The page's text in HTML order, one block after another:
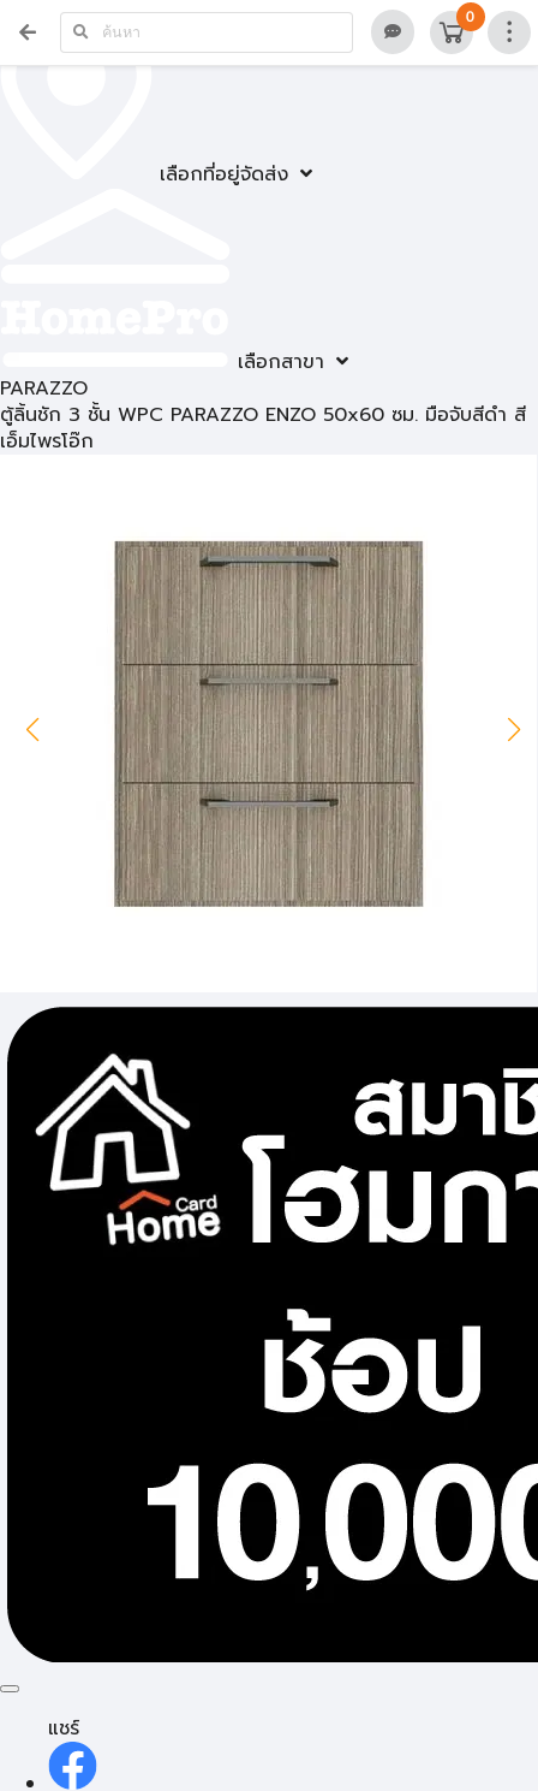
เลือกที่อยู่จัดส่ง
เลือกสาขา
0
PARAZZO
ตู้ลิ้นชัก 3 ชั้น WPC PARAZZO ENZO 50x60 ซม. มือจับสีดำ สี
เอ็มไพรโอ๊ก
แชร์